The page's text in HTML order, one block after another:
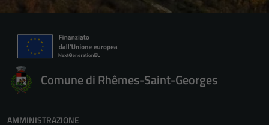
Comune di Rhêmes-Saint-Georges
AMMINISTRAZIONE